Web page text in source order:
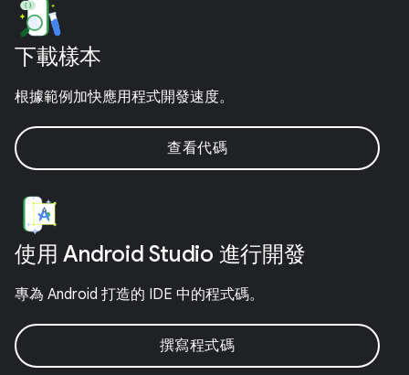
下載樣本
根據範例加快應用程式開發速度。
查看代碼
使用 Android Studio 進行開發
專為 Android 打造的 IDE 中的程式碼。
撰寫程式碼